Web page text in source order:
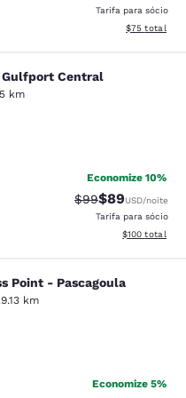
Tarifa para sócio
Exibir
$75 total
Central
Central
km
Muito bom. 2689
Economize 10%
Tarifa anterior
$99Tarifa com
$89USD/noite
Tarifa para sócio
Exibir
$100 total
- Pascagoula
Point - Pascagoula
km
Bom. 919 avaliações
Economize 5%